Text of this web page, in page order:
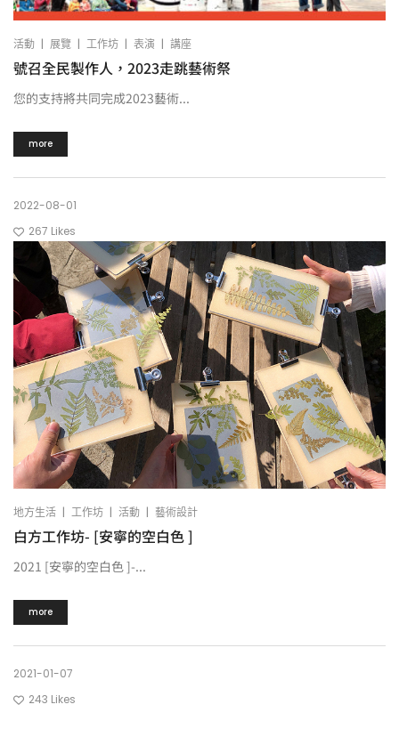
活動 | 展覽 | 工作坊 | 表演 | 講座
號召全民製作人，2023走跳藝術祭
您的支持將共同完成2023藝術...
more
2022-08-01
267 Likes
地方生活 | 工作坊 | 活動 | 藝術設計
白方工作坊- [安寧的空白色 ]
2021 [安寧的空白色 ]-...
more
2021-01-07
243 Likes